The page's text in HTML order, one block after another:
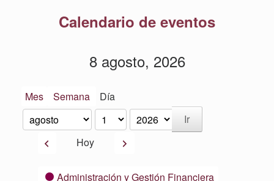
Calendario de eventos
8 agosto, 2026
Mes Semana Día
Mes
Día
Año
AnteriorHoy Siguiente
CategoríasAdministración y Gestión Financiera